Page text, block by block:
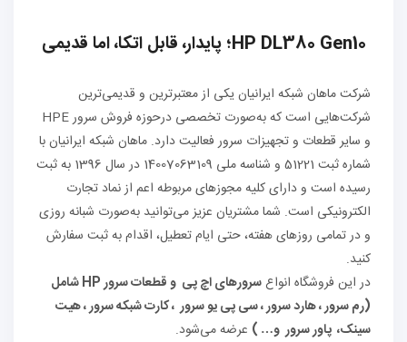
شرکت ماهان شبکه ایرانیان یکی از معتبرترین و قدیمی‌ترین
شرکت‌هایی است که به‌صورت تخصصی درحوزه فروش سرور HPE
و سایر قطعات و تجهیزات سرور فعالیت دارد. ماهان شبکه ایرانیان با
شماره ثبت 51221 و شناسه ملی 14007063109 در سال 1396 به ثبت
رسیده است و دارای کلیه مجوزهای مربوطه اعم از نماد تجارت
الکترونیکی است. شما مشتریان عزیز می‌توانید به‌صورت شبانه روزی
و در تمامی روزهای هفته، حتی ایام تعطیل، اقدام به ثبت سفارش
کنید.
در این فروشگاه انواع
سرورهای اچ پی و قطعات سرور HP شامل
(رم سرور ، هارد سرور ، سی پی یو سرور ، کارت شبکه سرور ، هیت
سینک، پاور سرور و… ) عرضه می‌شود.